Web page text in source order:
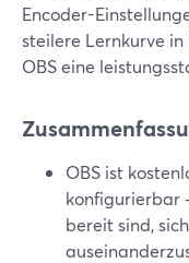
Encoder-
steilere Lernkurve
OBS eine
OBS ist
konfigurierbar
bereit sind,